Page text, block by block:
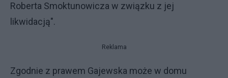
Roberta Smoktunowicza w związku z jej
likwidacją".
Reklama
Zgodnie z prawem Gajewska może w domu